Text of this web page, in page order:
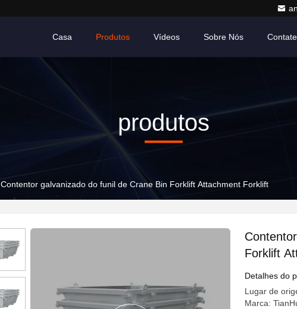
Casa Produtos Vídeos Sobre Nós
produtos
Contentor galvanizado do funil de Crane Bin Forklift Attachment Forklift
Forklift
Detalhes do
Lugar de
Marca: